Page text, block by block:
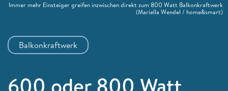
Balkonkraftwerk
Immer mehr Einsteiger greifen inzwischen direkt zum 800 Watt Balkonkraftwerk
(Mariella Wendel / home&smart)